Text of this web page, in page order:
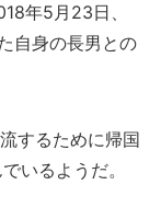
年5月23日、
自身の長男との
するために帰国
いるようだ。